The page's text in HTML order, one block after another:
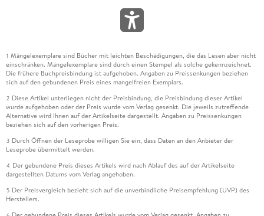
1 Mängelexemplare sind Bücher mit leichten Beschädigungen, die das Lesen aber nicht
einschränken. Mängelexemplare sind durch einen Stempel als solche gekennzeichnet.
Die frühere Buchpreisbindung ist aufgehoben. Angaben zu Preissenkungen beziehen
sich auf den gebundenen Preis eines mangelfreien Exemplars.
2 Diese Artikel unterliegen nicht der Preisbindung, die Preisbindung dieser Artikel
wurde aufgehoben oder der Preis wurde vom Verlag gesenkt. Die jeweils zutreffende
Alternative wird Ihnen auf der Artikelseite dargestellt. Angaben zu Preissenkungen
beziehen sich auf den vorherigen Preis.
3 Durch Öffnen der Leseprobe willigen Sie ein, dass Daten an den Anbieter der
Leseprobe übermittelt werden.
4 Der gebundene Preis dieses Artikels wird nach Ablauf des auf der Artikelseite
dargestellten Datums vom Verlag angehoben.
5 Der Preisvergleich bezieht sich auf die unverbindliche Preisempfehlung (UVP) des
Herstellers.